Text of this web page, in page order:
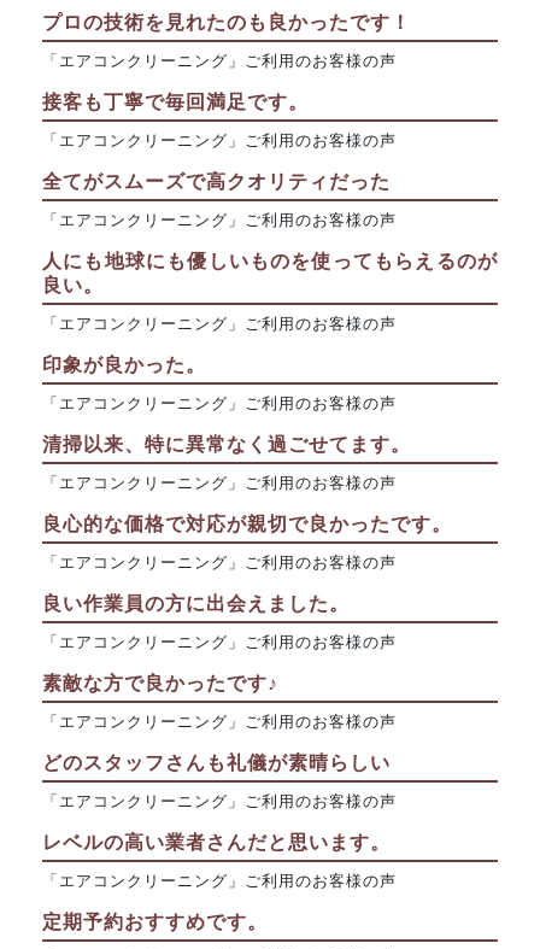
プロの技術を見れたのも良かったです！
「エアコンクリーニング」ご利用のお客様の声
接客も丁寧で毎回満足です。
「エアコンクリーニング」ご利用のお客様の声
全てがスムーズで高クオリティだった
「エアコンクリーニング」ご利用のお客様の声
人にも地球にも優しいものを使ってもらえるのが
良い。
「エアコンクリーニング」ご利用のお客様の声
印象が良かった。
「エアコンクリーニング」ご利用のお客様の声
清掃以来、特に異常なく過ごせてます。
「エアコンクリーニング」ご利用のお客様の声
良心的な価格で対応が親切で良かったです。
「エアコンクリーニング」ご利用のお客様の声
良い作業員の方に出会えました。
「エアコンクリーニング」ご利用のお客様の声
素敵な方で良かったです♪
「エアコンクリーニング」ご利用のお客様の声
どのスタッフさんも礼儀が素晴らしい
「エアコンクリーニング」ご利用のお客様の声
レベルの高い業者さんだと思います。
「エアコンクリーニング」ご利用のお客様の声
定期予約おすすめです。